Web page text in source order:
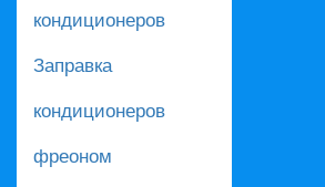
кондиционеров
Заправка
кондиционеров
фреоном